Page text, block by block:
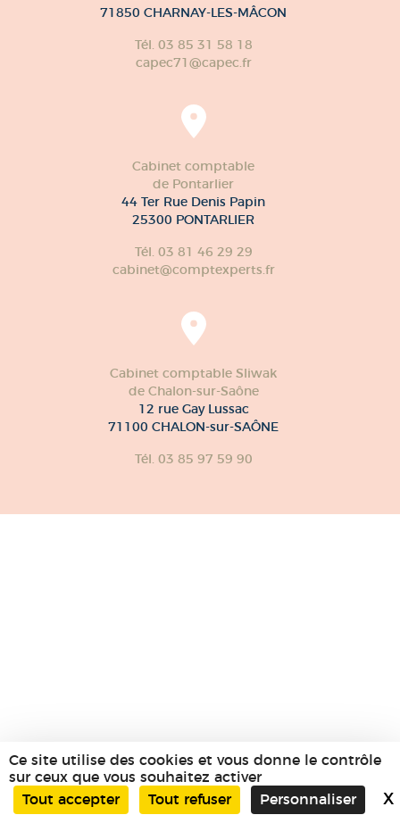
Ce site utilise des cookies et vous donne le contrôle
sur ceux que vous souhaitez activer
Tout accepter
Tout refuser Personnaliser X
71850 CHARNAY-LES-MÂCON
Tél. 03 85 31 58 18
capec71@capec.fr
Cabinet comptable
de Pontarlier
44 Ter Rue Denis Papin
25300 PONTARLIER
Tél. 03 81 46 29 29
cabinet@comptexperts.fr
Cabinet comptable Sliwak
de Chalon-sur-Saône
12 rue Gay Lussac
71100 CHALON-sur-SAÔNE
Tél. 03 85 97 59 90